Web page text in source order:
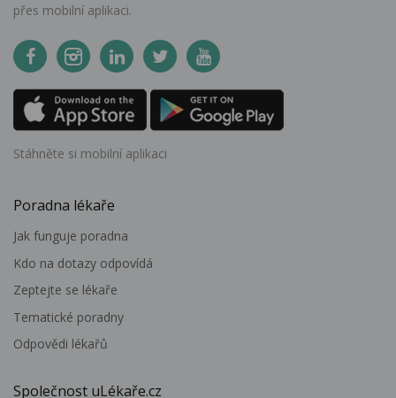
přes mobilní aplikaci.
Stáhněte si mobilní aplikaci
Poradna lékaře
Jak funguje poradna
Kdo na dotazy odpovídá
Zeptejte se lékaře
Tematické poradny
Odpovědi lékařů
Společnost uLékaře.cz